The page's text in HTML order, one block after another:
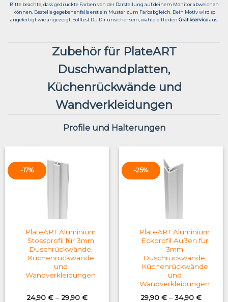
Bitte beachte, dass gedruckte Farben von der Darstellung auf deinem Monitor abweichen
können. Bestelle gegebenenfalls erst ein Muster zum Farbabgleich. Dein Motiv wird so
angefertigt wie angezeigt. Solltest Du Dir unsicher sein, wähle bitte den Grafikserviceaus.
Zubehör für PlateART
Duschwandplatten,
Küchenrückwände und
Wandverkleidungen
Profile und Halterungen
-17%
PlateART Aluminium
Stossprofil für 3mm
Duschrückwände,
Küchenrückwände
und
Wandverkleidungen
24,90 €– 29,90 €
-25%
PlateART Aluminium
Eckprofil Außen für
3mm
Duschrückwände,
Küchenrückwände
und
Wandverkleidungen
29,90 €– 34,90 €